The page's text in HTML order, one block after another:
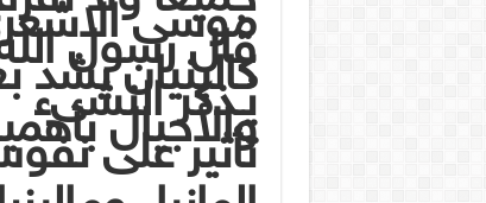
موسى
قال رسول
كالبنيان
يُـذكر النشىء
والأجيال
تأثير على